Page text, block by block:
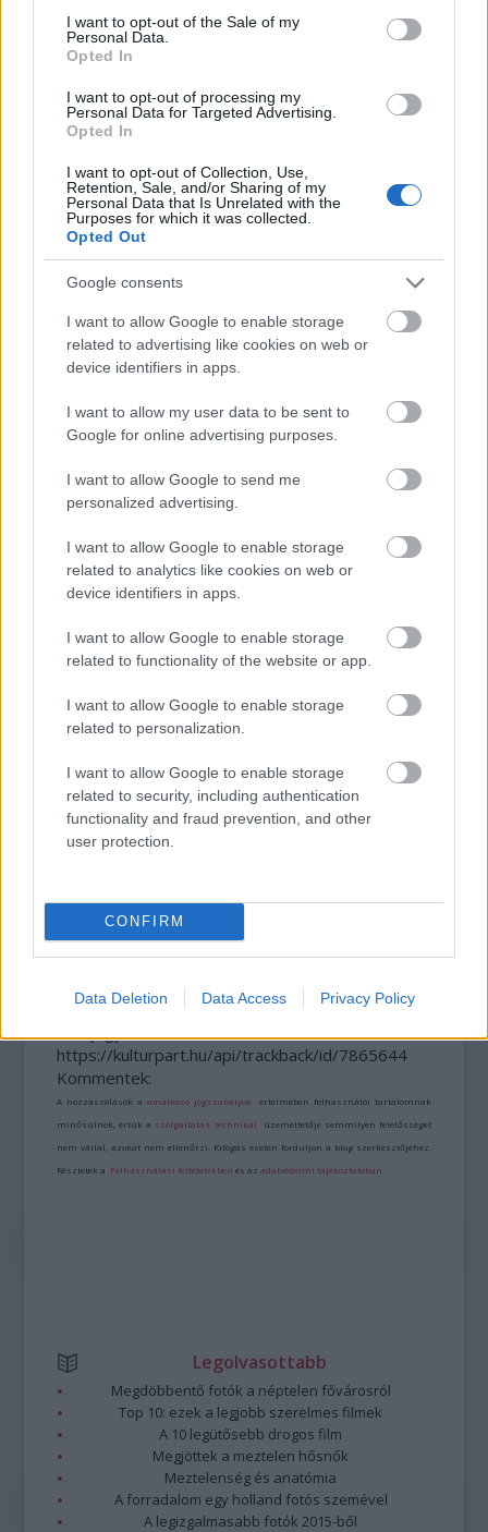
consent section.
I want to opt-out of the Sale of my
Personal Data.
Opted In
I want to opt-out of processing my
Personal Data for Targeted Advertising.
Opted In
I want to opt-out of Collection, Use,
Retention, Sale, and/or Sharing of my
Personal Data that Is Unrelated with the
Purposes for which it was collected.
Opted Out
Google consents
I want to allow Google to enable storage
related to advertising like cookies on web or
device identifiers in apps.
I want to allow my user data to be sent to
Google for online advertising purposes.
I want to allow Google to send me
personalized advertising.
I want to allow Google to enable storage
related to analytics like cookies on web or
device identifiers in apps.
I want to allow Google to enable storage
related to functionality of the website or app.
I want to allow Google to enable storage
related to personalization.
I want to allow Google to enable storage
related to security, including authentication
functionality and fraud prevention, and other
user protection.
CONFIRM
Data Deletion Data Access Privacy Policy
kilencszáz ember maradványai kerültek elő a
jáki templom kertjében talált egykori
átestek a szükséges antropológiai
vizsgálatokon, ám méltó elhelyezésükre
Építészet Múzeum Régészet Képző
AZ EMBERSÉG ÜNNEPE
„NEM TÖBB EZER EMBERRE UTAZUNK, HANEM
A MŰVÉSZET MINDENKIÉ!
A bejegyzés trackback címe:
https://kulturpart.hu/api/trackback/id/7865644
Kommentek:
A hozzászólások avonatkozó jogszabályok értelmében felhasználói tartalomnak
minősülnek, értük a szolgáltatás technikai üzemeltetője semmilyen felelősséget
nem vállal, azokat nem ellenőrzi. Kifogás esetén forduljon a blog szerkesztőjéhez.
Részletek a Felhasználási feltételekben és azadatvédelmi tájékoztatóban
Legolvasottabb
Megdöbbentő fotók a néptelen fővárosról
Top 10: ezek a legjobb szerelmes filmek
A 10 legütősebb drogos film
Megjöttek a meztelen hősnők
Meztelenség és anatómia
A forradalom egy holland fotós szemével
A legizgalmasabb fotók 2015-ből